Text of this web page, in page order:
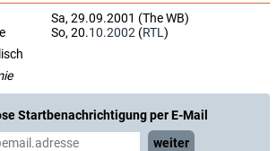
Sa, 29.09.2001 (The WB)
So, 20.10.2002 (RTL )
Startbenachrichtigung per E-Mail
weiter